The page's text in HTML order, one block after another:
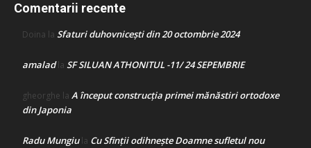
Comentarii recente
Doina la Sfaturi duhovnicești din 20 octombrie 2024
amaladla SF SILUAN ATHONITUL -11/ 24 SEPEMBRIE
gheorghe la A început construcţia primei mănăstiri ortodoxe
din Japonia
Radu Mungiula Cu Sfinții odihnește Doamne sufletul nou